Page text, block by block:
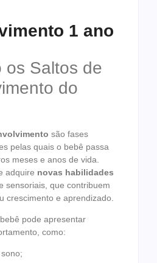
1 ano
os Saltos de
do
são fases
pelas quais o bebê passa
meses e anos de vida.
adquire novas habilidades
sensoriais, que contribuem
crescimento e aprendizado.
pode apresentar
como: